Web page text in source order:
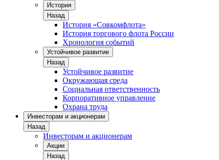
История
Назад
История «Совкомфлота»
История торгового флота России
Хронология событий
Устойчивое развитие
Назад
Устойчивое развитие
Окружающая среда
Социальная ответственность
Корпоративное управление
Охрана труда
Инвесторам и акционерам
Назад
Инвесторам и акционерам
Акции
Назад